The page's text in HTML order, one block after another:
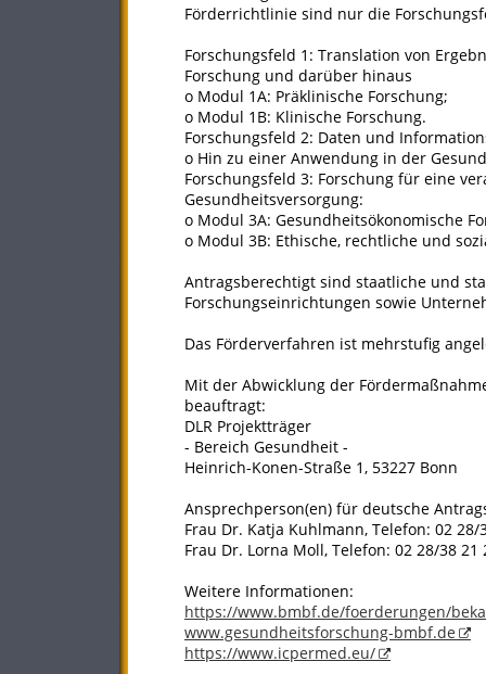
Förderrichtlinie sind nur die
Forschungsfeld 1: Translation von
Forschung und darüber hinaus
o Modul 1A: Präklinische Forschung;
o Modul 1B: Klinische Forschung.
Forschungsfeld 2: Daten und
o Hin zu einer Anwendung in der
Forschungsfeld 3: Forschung für eine
Gesundheitsversorgung:
o Modul 3A: Gesundheitsökonomische
o Modul 3B: Ethische, rechtliche und
Antragsberechtigt sind staatliche und
Forschungseinrichtungen sowie
Das Förderverfahren ist mehrstufig
Mit der Abwicklung der
beauftragt:
DLR Projektträger
- Bereich Gesundheit -
Heinrich-Konen-Straße 1, 53227 Bonn
Ansprechperson(en) für deutsche
Frau Dr. Katja Kuhlmann, Telefon: 02
Frau Dr. Lorna Moll, Telefon: 02 28/38
Weitere Informationen:
https://www.bmbf.de/foerderungen/
www.gesundheitsforschung-bmbf.de
https://www.icpermed.eu/